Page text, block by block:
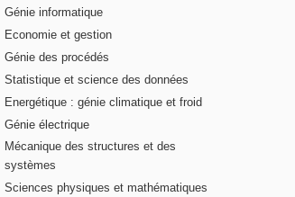
Génie informatique
Economie et gestion
Génie des procédés
Statistique et science des données
Energétique : génie climatique et froid
Génie électrique
Mécanique des structures et des
systèmes
Sciences physiques et mathématiques